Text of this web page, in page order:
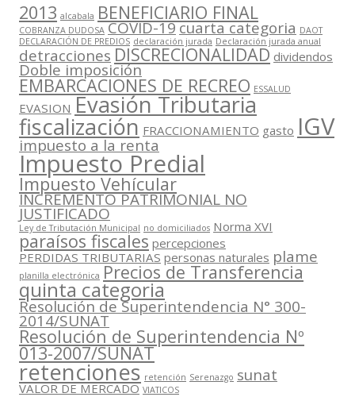
2013 alcabala BENEFICIARIO FINAL
COBRANZA DUDOSA COVID-19cuarta categoria DAOT
DECLARACIÓN DE PREDIOS declaración jurada Declaración jurada anual
detracciones DISCRECIONALIDAD dividendos
Doble imposición
EMBARCACIONES DE RECREO ESSALUD
EVASION Evasión Tributaria
fiscalización FRACCIONAMIENTO gasto IGV
impuesto a la renta
Impuesto Predial
Impuesto Vehícular
INCREMENTO PATRIMONIAL NO
JUSTIFICADO
Ley de Tributación Municipal no domiciliados Norma XVI
paraísos fiscales percepciones
PERDIDAS TRIBUTARIAS personas naturales plame
planilla electrónica Precios de Transferencia
quinta categoria
Resolución de Superintendencia N° 300-
2014/SUNAT
Resolución de Superintendencia Nº
013-2007/SUNAT
retenciones retención Serenazgo sunat
VALOR DE MERCADO VIATICOS